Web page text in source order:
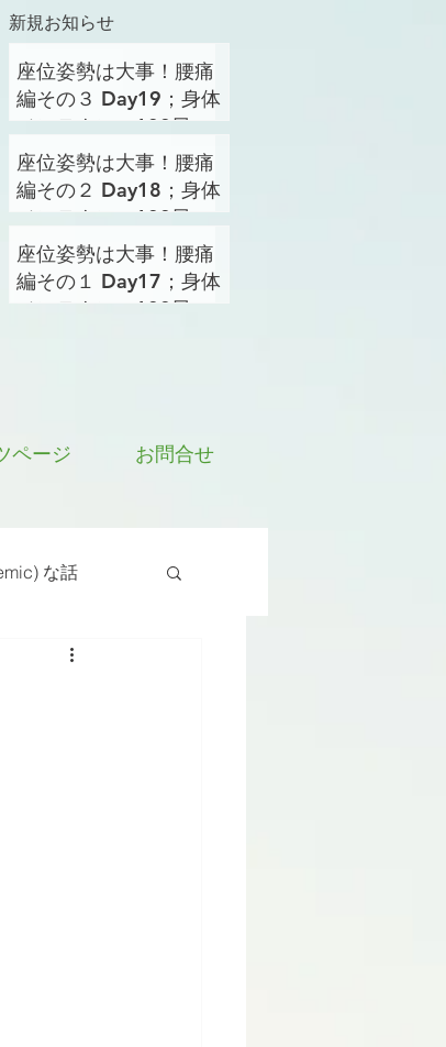
新規お知らせ
座位姿勢は大事！腰痛
編その３ Day19；身体
メンテナンス100日プ
ロジェクト
座位姿勢は大事！腰痛
編その２ Day18；身体
メンテナンス100日プ
ロジェクト
座位姿勢は大事！腰痛
編その１ Day17；身体
メンテナンス100日プ
ページ お問合せ
な話